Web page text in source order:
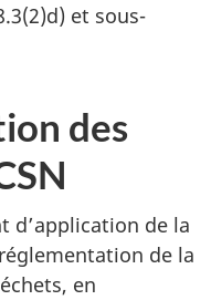
et sous-
des
d’application de la
de la
en